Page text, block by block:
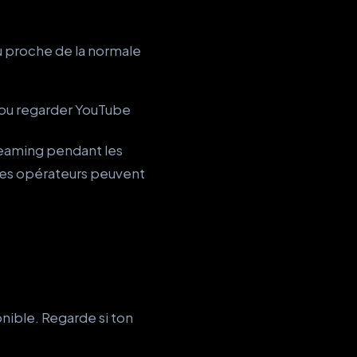
de la normale
regarder YouTube
pendant les
opérateurs peuvent
Regarde si ton